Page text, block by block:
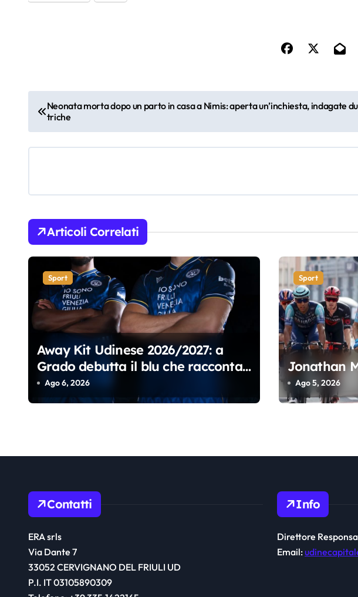
N
a
v
g
a
z
o
n
a
c
o
l
i
Neonata morta dopo un parto in casa a Nimis: aperta un’inchiesta, indagate
triche
Articoli Correlati
Sport
Away Kit Udinese 2026/2027: a
Grado debutta il blu che racconta
il Friuli
Ago 6, 2026
Sport
Jonathan
Ago 5, 2026
Contatti
ERA srls
Via Dante 7
33052 CERVIGNANO DEL FRIULI UD
P.I. IT 03105890309
Info
Direttore
Email: